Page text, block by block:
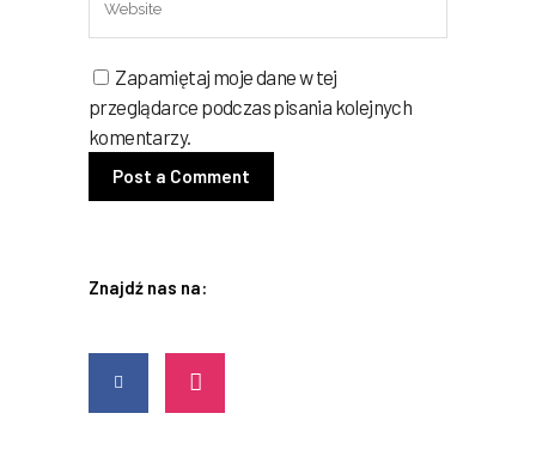
Zapamiętaj moje dane w tej
przeglądarce podczas pisania kolejnych
komentarzy.
Znajdź nas na: